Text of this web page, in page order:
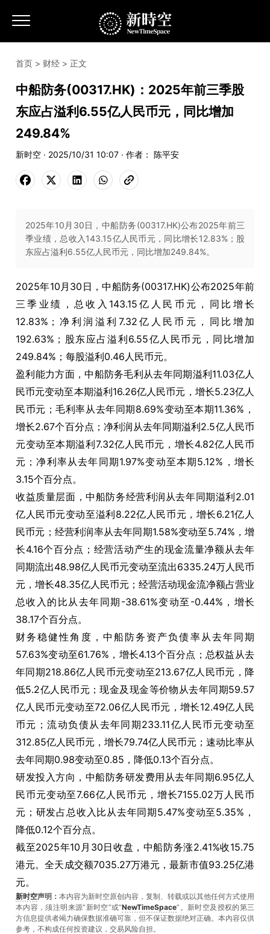
首页 > 财经 > 正文
中船防务(00317.HK)：2025年前三季股
东应占溢利6.55亿人民币元，同比增加
249.84%
新时空 · 2025/10/31 10:07 · 作者： 陈平安
2025年10月30日，中船防务(00317.HK)公布2025年前三
季业绩，总收入143.15亿人民币元，同比增长12.83%；股
东应占溢利6.55亿人民币元，同比增加249.84%。
2025年10月30日，中船防务(00317.HK)公布2025年前
三季业绩，总收入143.15亿人民币元，同比增长
12.83%；净利润溢利7.32亿人民币元，同比增加
192.63%；股东应占溢利6.55亿人民币元，同比增加
249.84%；每股溢利0.46人民币元。
盈利能力方面，中船防务毛利从去年同期溢利11.03亿人
民币元变动至本期溢利16.26亿人民币元，增长5.23亿人
民币元；毛利率从去年同期8.69%变动至本期11.36%，
增长2.67个百分点；净利润从去年同期溢利2.5亿人民币
元变动至本期溢利7.32亿人民币元，增长4.82亿人民币
元；净利率从去年同期1.97%变动至本期5.12%，增长
3.15个百分点。
收益质量层面，中船防务经营利润从去年同期溢利2.01
亿人民币元变动至溢利8.22亿人民币元，增长6.21亿人
民币元；经营利润率从去年同期1.58%变动至5.74%，增
长4.16个百分点；经营活动产生的现金流量净额从去年
同期流出48.98亿人民币元变动至流出6335.24万人民币
元，增长48.35亿人民币元；经营活动现金流净额占营业
总收入的比从去年同期-38.61%变动至-0.44%，增长
38.17个百分点。
财务稳健性角度，中船防务资产负债率从去年同期
57.63%变动至61.76%，增长4.13个百分点；总权益从去
年同期218.86亿人民币元变动至213.67亿人民币元，降
低5.2亿人民币元；现金及现金等价物从去年同期59.57
亿人民币元变动至72.06亿人民币元，增长12.49亿人民
币元；流动负债从去年同期233.11亿人民币元变动至
312.85亿人民币元，增长79.74亿人民币元；速动比率从
去年同期0.98变动至0.85，降低0.13个百分点。
研发投入方向，中船防务研发费用从去年同期6.95亿人
民币元变动至7.66亿人民币元，增长7155.02万人民币
元；研发占总收入比从去年同期5.47%变动至5.35%，
降低0.12个百分点。
截至2025年10月30日收盘，中船防务涨2.41%收15.75
港元。全天成交额7035.27万港元，最新市值93.25亿港
元。
新时空声明： 本内容为新时空原创内容，复制、转载或以其他任何方式使用
本内容，须注明来源“新时空”或“NewTimeSpace”。新时空及授权的第三
方信息提供者竭力确保数据准确可靠，但不保证数据绝对正确。本內容仅供
参考，不构成任何投资建议，交易风险自担。